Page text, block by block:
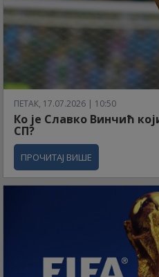
ПЕТАК, 17.07.2026 | 10:50
Ко је Славко Винчић
СП?
ПРОЧИТАЈ ВИШЕ